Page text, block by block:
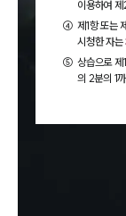
이용하여
④ 제1항 또는
시청한 자는
⑤ 상습으로 제
의 2분의 1